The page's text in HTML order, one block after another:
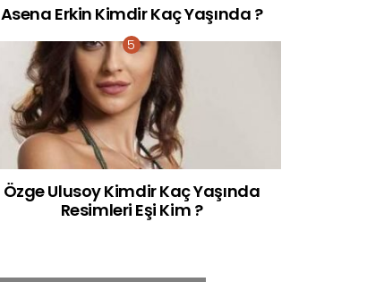
Asena Erkin Kimdir Kaç Yaşında ?
Özge Ulusoy Kimdir Kaç Yaşında
Resimleri Eşi Kim ?